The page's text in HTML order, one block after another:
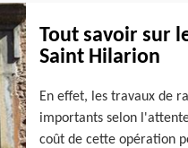
Tout savoir sur
Saint Hilarion
En effet, les travaux de
importants selon
coût de cette opération